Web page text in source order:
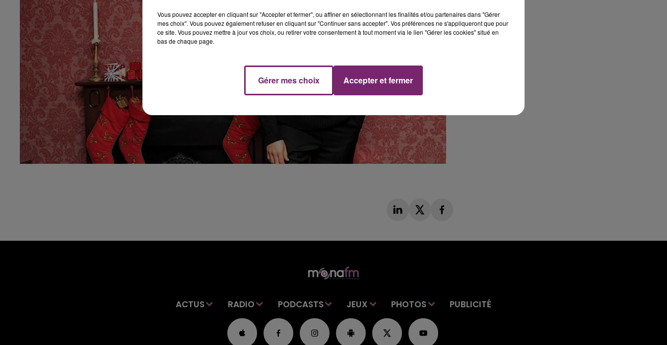
ACTUS RADIO PODCASTS JEUX PHOTOS PUBLICITÉ
Vous pouvez accepter en cliquant sur "Accepter et fermer", ou affiner en sélectionnant les finalités et/ou partenaires dans "Gérer
mes choix". Vous pouvez également refuser en cliquant sur "Continuer sans accepter". Vos préférences ne s'appliqueront que pour
ce site. Vous pouvez mettre à jour vos choix, ou retirer votre consentement à tout moment via le lien "Gérer les cookies" situé en
bas de chaque page.
Gérer mes choix Accepter et fermer